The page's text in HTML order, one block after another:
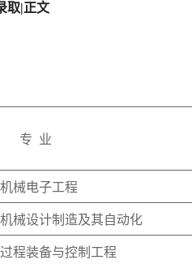
取|正文
专 业
机械电子工程
机械设计制造及其自动化
过程装备与控制工程